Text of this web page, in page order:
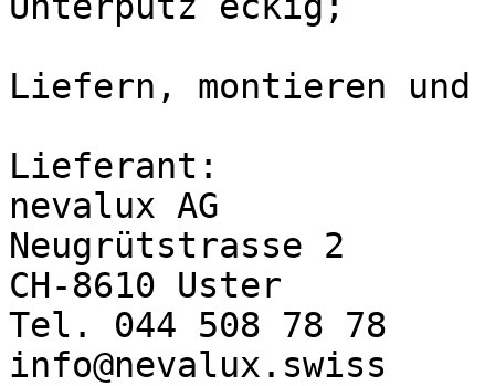
Liefern, montieren
Lieferant:
nevalux AG
Neugrütstrasse 2
CH-8610 Uster
Tel. 044 508 78 78
info@nevalux.swiss